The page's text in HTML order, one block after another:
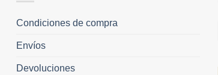
Condiciones de compra
Envíos
Devoluciones